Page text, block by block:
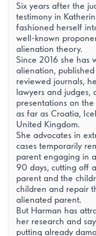
Six years after the
testimony in
fashioned herself
well-known
alienation theory.
Since 2016 she has
alienation,
reviewed journals,
lawyers and judges,
presentations on
as far as Croatia,
United Kingdom.
She advocates in
cases temporarily
parent engaging in
90 days, cutting off
parent and the
children and repair
alienated parent.
But Harman has
her research and
putting already